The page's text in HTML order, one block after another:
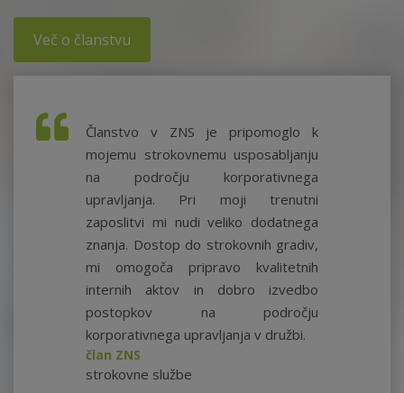
Več o članstvu
Članstvo v ZNS je pripomoglo k
mojemu strokovnemu usposabljanju
na področju korporativnega
upravljanja. Pri moji trenutni
zaposlitvi mi nudi veliko dodatnega
znanja. Dostop do strokovnih gradiv,
mi omogoča pripravo kvalitetnih
internih aktov in dobro izvedbo
postopkov na področju
korporativnega upravljanja v družbi.
član ZNS
strokovne službe